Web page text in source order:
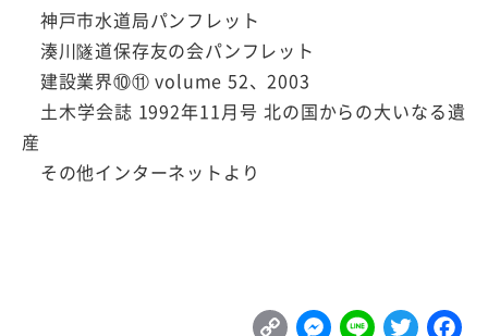
神戸市水道局パンフレット
湊川隧道保存友の会パンフレット
建設業界⑩⑪ volume 52、2003
土木学会誌 1992年11月号 北の国からの大いなる遺
産
その他インターネットより
C M
L
T